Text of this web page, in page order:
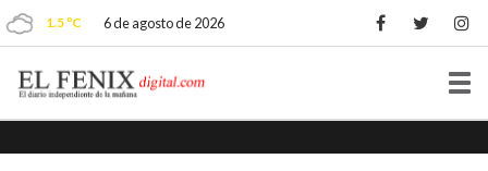
1.5 ºC 6 de agosto de 2026